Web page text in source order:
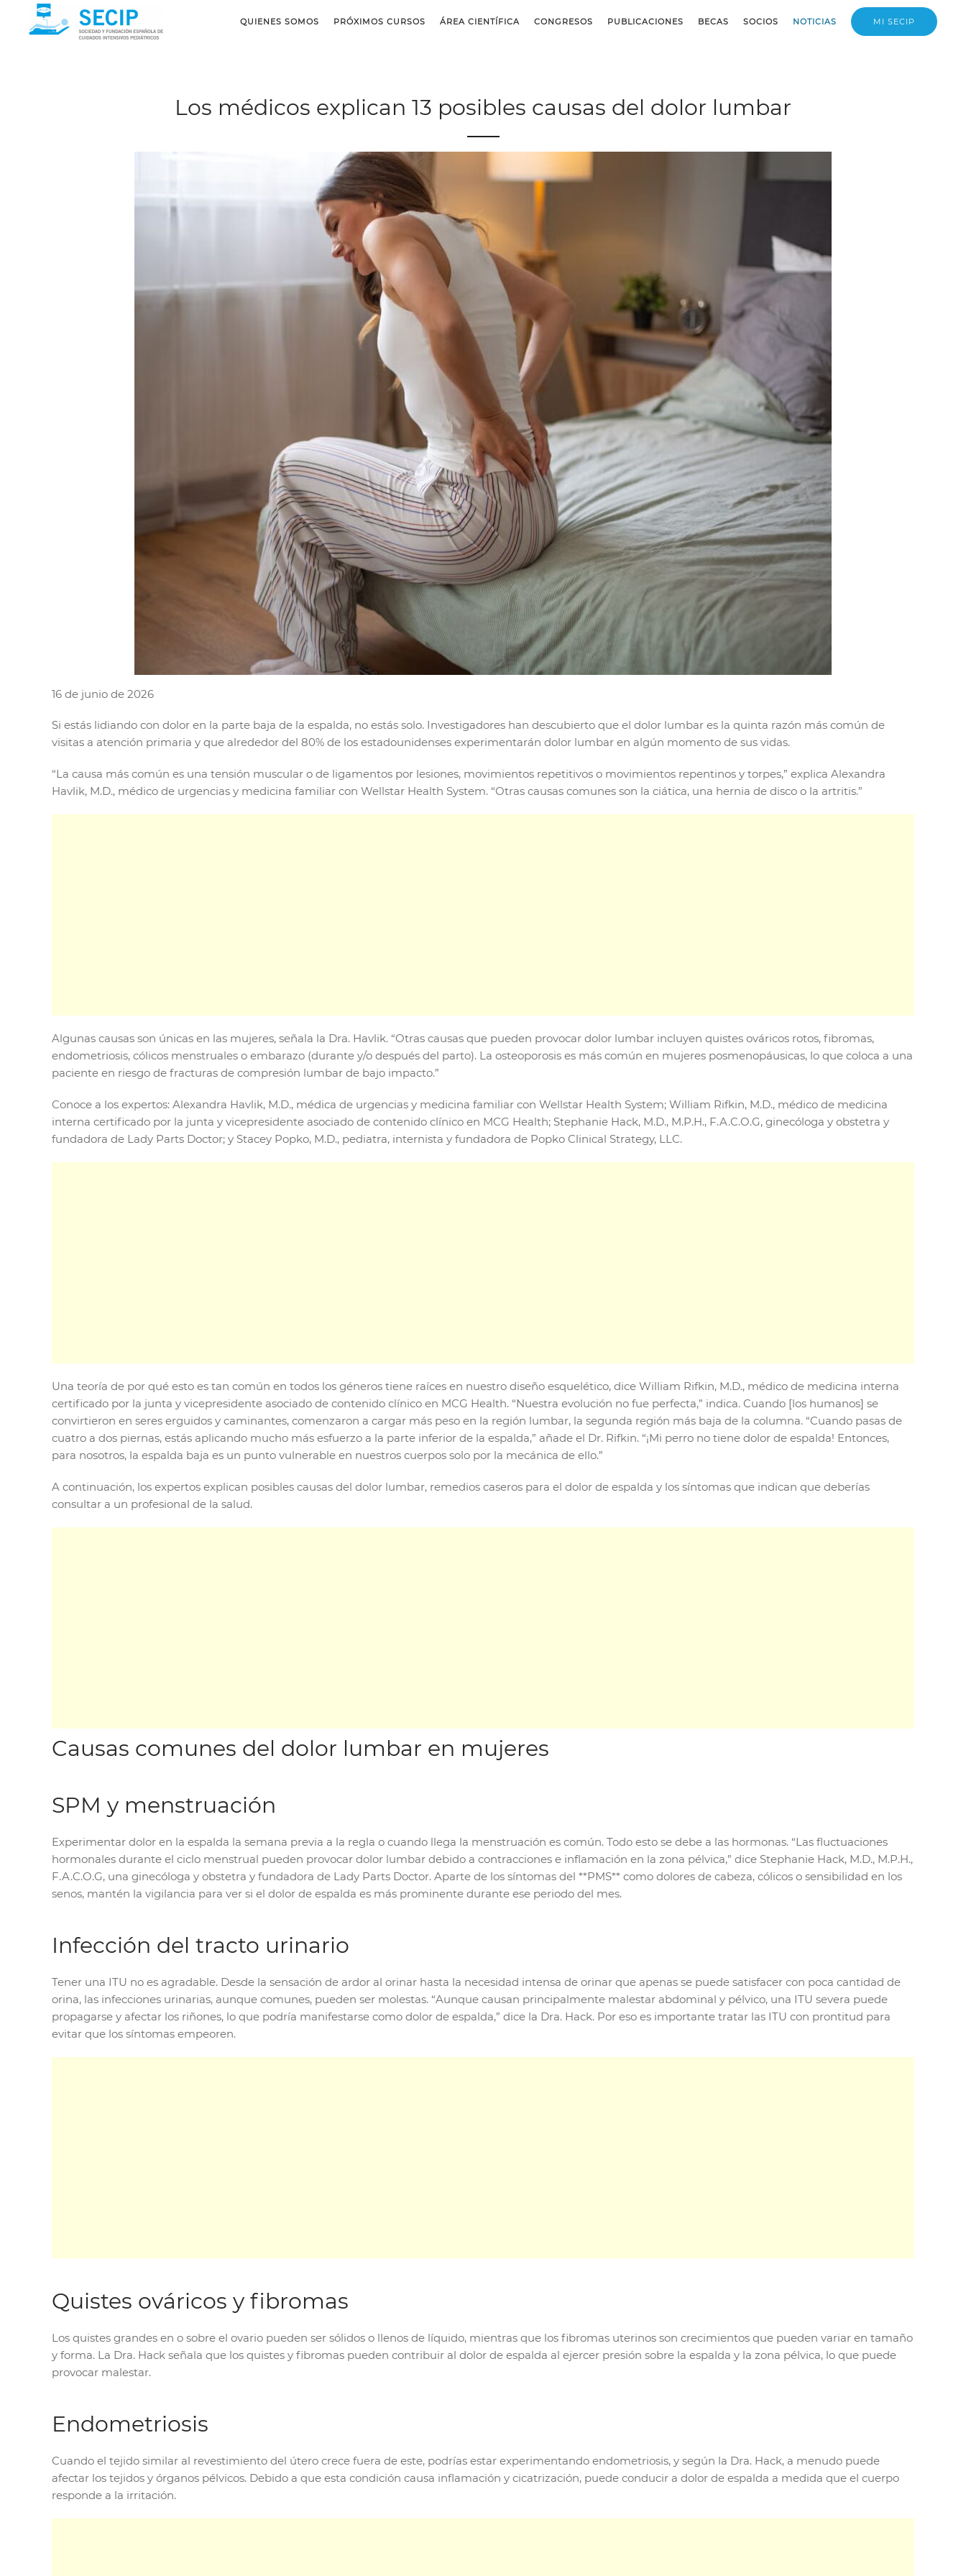
QUIENES SOMOS PRÓXIMOS CURSOS ÁREA CIENTÍFICA CONGRESOS PUBLICACIONES BECAS SOCIOS NOTICIAS MI SECIP
Los médicos explican 13 posibles causas del dolor lumbar
16 de junio de 2026
Si estás lidiando con dolor en la parte baja de la espalda, no estás solo. Investigadores han descubierto que el dolor lumbar es la quinta razón más común de
visitas a atención primaria y que alrededor del 80% de los estadounidenses experimentarán dolor lumbar en algún momento de sus vidas.
“La causa más común es una tensión muscular o de ligamentos por lesiones, movimientos repetitivos o movimientos repentinos y torpes,” explica Alexandra
Havlik, M.D., médico de urgencias y medicina familiar con Wellstar Health System. “Otras causas comunes son la ciática, una hernia de disco o la artritis.”
Algunas causas son únicas en las mujeres, señala la Dra. Havlik. “Otras causas que pueden provocar dolor lumbar incluyen quistes ováricos rotos, fibromas,
endometriosis, cólicos menstruales o embarazo (durante y/o después del parto). La osteoporosis es más común en mujeres posmenopáusicas, lo que coloca a una
paciente en riesgo de fracturas de compresión lumbar de bajo impacto.”
Conoce a los expertos: Alexandra Havlik, M.D., médica de urgencias y medicina familiar con Wellstar Health System; William Rifkin, M.D., médico de medicina
interna certificado por la junta y vicepresidente asociado de contenido clínico en MCG Health; Stephanie Hack, M.D., M.P.H., F.A.C.O.G, ginecóloga y obstetra y
fundadora de Lady Parts Doctor; y Stacey Popko, M.D., pediatra, internista y fundadora de Popko Clinical Strategy, LLC.
Una teoría de por qué esto es tan común en todos los géneros tiene raíces en nuestro diseño esquelético, dice William Rifkin, M.D., médico de medicina interna
certificado por la junta y vicepresidente asociado de contenido clínico en MCG Health. “Nuestra evolución no fue perfecta,” indica. Cuando [los humanos] se
convirtieron en seres erguidos y caminantes, comenzaron a cargar más peso en la región lumbar, la segunda región más baja de la columna. “Cuando pasas de
cuatro a dos piernas, estás aplicando mucho más esfuerzo a la parte inferior de la espalda,” añade el Dr. Rifkin. “¡Mi perro no tiene dolor de espalda! Entonces,
para nosotros, la espalda baja es un punto vulnerable en nuestros cuerpos solo por la mecánica de ello.”
A continuación, los expertos explican posibles causas del dolor lumbar, remedios caseros para el dolor de espalda y los síntomas que indican que deberías
consultar a un profesional de la salud.
Causas comunes del dolor lumbar en mujeres
SPM y menstruación
Experimentar dolor en la espalda la semana previa a la regla o cuando llega la menstruación es común. Todo esto se debe a las hormonas. “Las fluctuaciones
hormonales durante el ciclo menstrual pueden provocar dolor lumbar debido a contracciones e inflamación en la zona pélvica,” dice Stephanie Hack, M.D., M.P.H.,
F.A.C.O.G, una ginecóloga y obstetra y fundadora de Lady Parts Doctor. Aparte de los síntomas del **PMS** como dolores de cabeza, cólicos o sensibilidad en los
senos, mantén la vigilancia para ver si el dolor de espalda es más prominente durante ese periodo del mes.
Infección del tracto urinario
Tener una ITU no es agradable. Desde la sensación de ardor al orinar hasta la necesidad intensa de orinar que apenas se puede satisfacer con poca cantidad de
orina, las infecciones urinarias, aunque comunes, pueden ser molestas. “Aunque causan principalmente malestar abdominal y pélvico, una ITU severa puede
propagarse y afectar los riñones, lo que podría manifestarse como dolor de espalda,” dice la Dra. Hack. Por eso es importante tratar las ITU con prontitud para
evitar que los síntomas empeoren.
Quistes ováricos y fibromas
Los quistes grandes en o sobre el ovario pueden ser sólidos o llenos de líquido, mientras que los fibromas uterinos son crecimientos que pueden variar en tamaño
y forma. La Dra. Hack señala que los quistes y fibromas pueden contribuir al dolor de espalda al ejercer presión sobre la espalda y la zona pélvica, lo que puede
provocar malestar.
Endometriosis
Cuando el tejido similar al revestimiento del útero crece fuera de este, podrías estar experimentando endometriosis, y según la Dra. Hack, a menudo puede
afectar los tejidos y órganos pélvicos. Debido a que esta condición causa inflamación y cicatrización, puede conducir a dolor de espalda a medida que el cuerpo
responde a la irritación.